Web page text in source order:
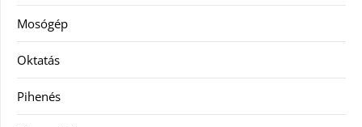
Mosógép
Oktatás
Pihenés